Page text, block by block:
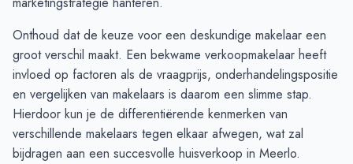
Onthoud dat de keuze voor een deskundige makelaar een
groot verschil maakt. Een bekwame verkoopmakelaar heeft
invloed op factoren als de vraagprijs, onderhandelingspositie
en vergelijken van makelaars is daarom een slimme stap.
Hierdoor kun je de differentiërende kenmerken van
verschillende makelaars tegen elkaar afwegen, wat zal
bijdragen aan een succesvolle huisverkoop in Meerlo.